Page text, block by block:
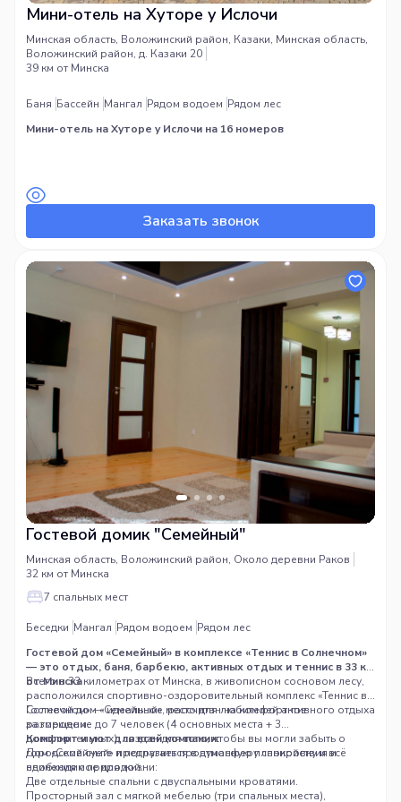
Мини-отель на Хуторе у Ислочи
Минская область, Воложинский район, Казаки, Минская область,
Воложинский район, д. Казаки 20
39 км от Минска
Баня Бассейн Мангал Рядом водоем Рядом лес
Мини-отель на Хуторе у Ислочи на 16 номеров
Заказать звонок
Гостевой домик "Семейный"
Минская область, Воложинский район, Около деревни Раков
32 км от Минска
7 спальных мест
Беседки Мангал Рядом водоем Рядом лес
Гостевой дом «Семейный» в комплексе «Теннис в Солнечном»
— это отдых, баня, барбекю, активных отдых и теннис в 33 км
от Минска
Всего в 33 километрах от Минска, в живописном сосновом лесу,
расположился спортивно-оздоровительный комплекс «Теннис в
Солнечном» — идеальное место для любителей активного отдыха
за городом.
Гостевой дом «Семейный», рассчитан на комфортное
размещение до 7 человек (4 основных места + 3
дополнительных), создан для того, чтобы вы могли забыть о
городской суете и погрузиться в атмосферу спокойствия и
единения с природой.
Комфорт и уют для всей компании:
Дом «Семейный» предлагает продуманную планировку и всё
необходимое для жизни:
Две отдельные спальни с двуспальными кроватями.
Просторный зал с мягкой мебелью (три спальных места),